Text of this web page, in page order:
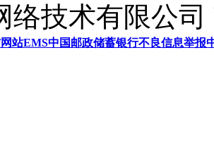
络技术有限公司
站EMS中国邮政储蓄银行不良信息举报